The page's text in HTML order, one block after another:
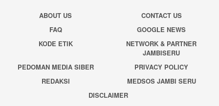
ABOUT US
CONTACT US
FAQ
GOOGLE NEWS
KODE ETIK
NETWORK & PARTNER
JAMBISERU
PEDOMAN MEDIA SIBER
PRIVACY POLICY
REDAKSI
MEDSOS JAMBI SERU
DISCLAIMER